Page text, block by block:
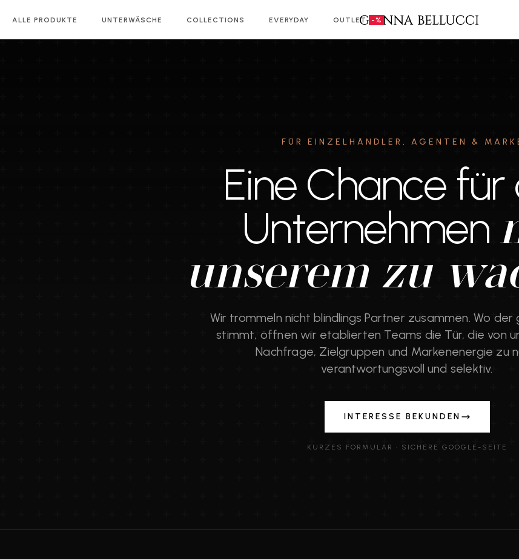
ALLE PRODUKTE UNTERWÄSCHE COLLECTIONS EVERYDAY OUTLET -%
FÜR EINZELHÄNDLER, AGENTEN &
Eine Chance für
Unternehmen
unserem zu
Wir trommeln nicht blindlings Partner zusammen. Wo der
stimmt, öffnen wir etablierten Teams die Tür, die von
Nachfrage, Zielgruppen und Markenenergie zu
verantwortungsvoll und selektiv.
INTERESSE BEKUNDEN
KURZES FORMULAR · SICHERE GOOGLE-SEITE